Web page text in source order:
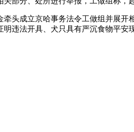
成立京哈事务法令工做组并展开
违法开具、犬只具有严沉食物平安